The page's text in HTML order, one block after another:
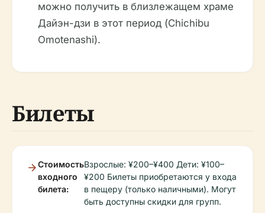
можно получить в близлежащем храме
Дайэн-дзи в этот период (Chichibu
Omotenashi).
Билеты
Стоимость
входного
билета:
Взрослые: ¥200–¥400 Дети: ¥100–
¥200 Билеты приобретаются у входа
в пещеру (только наличными). Могут
быть доступны скидки для групп.